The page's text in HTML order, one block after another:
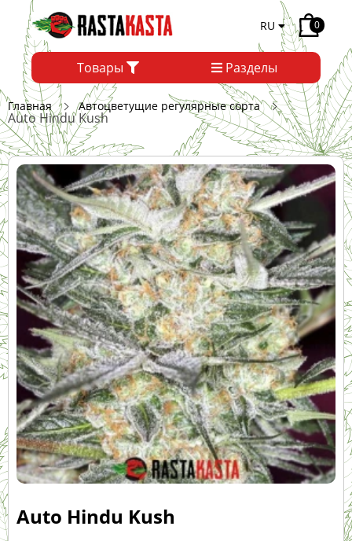
RU 0
Товары Разделы
Главная Автоцветущие регулярные сорта
Auto Hindu Kush
Auto Hindu Kush